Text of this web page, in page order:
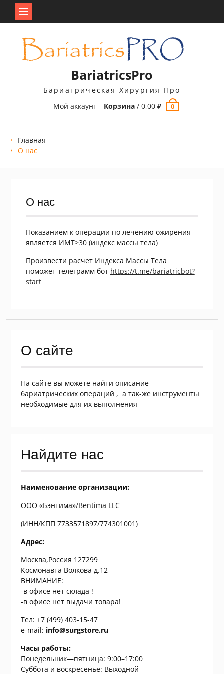
содержимому
BariatricsPro
Бариатрическая Хирургия Про
Мой аккаунт
Корзина /0,00₽ 0
Главная
О нас
О нас
Показанием к операции по лечению ожирения
является ИМТ>30 (индекс массы тела)
Произвести расчет Индекса Массы Тела
поможет телеграмм бот https://t.me/bariatricbot?
start
О сайте
На сайте вы можете найти описание
бариатрических операций , а так-же инструменты
необходимые для их выполнения
Найдите нас
Наименование организации:
ООО «Бэнтима»/Вentima LLC
(ИНН/КПП 7733571897/774301001)
Адрес:
Москва,Россия 127299
Космонавта Волкова д.12
ВНИМАНИЕ:
-в офисе нет склада !
-в офисе нет выдачи товара!
Тел: +7 (499) 403-15-47
e-mail: info@surgstore.ru
Часы работы:
Понедельник—пятница: 9:00–17:00
Суббота и воскресенье: Выходной